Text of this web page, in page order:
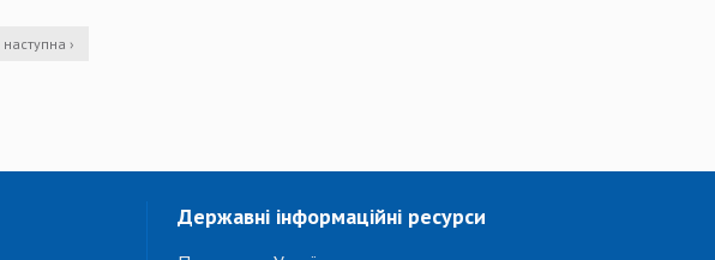
наступна ›
Державні інформаційні ресурси